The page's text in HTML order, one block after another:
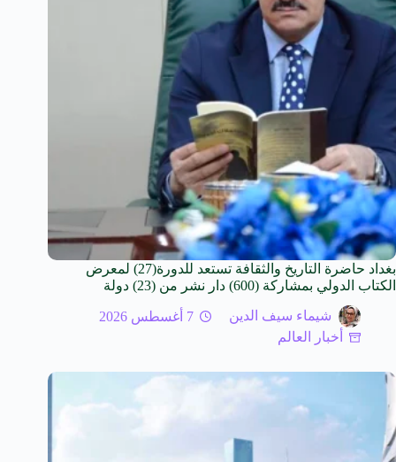
بغداد حاضرة التاريخ والثقافة تستعد للدورة(27) لمعرض
الكتاب الدولي بمشاركة (600) دار نشر من (23) دولة
شيماء سيف الدين
7 أغسطس 2026
أخبار العالم